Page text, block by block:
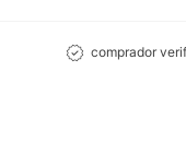
comprador